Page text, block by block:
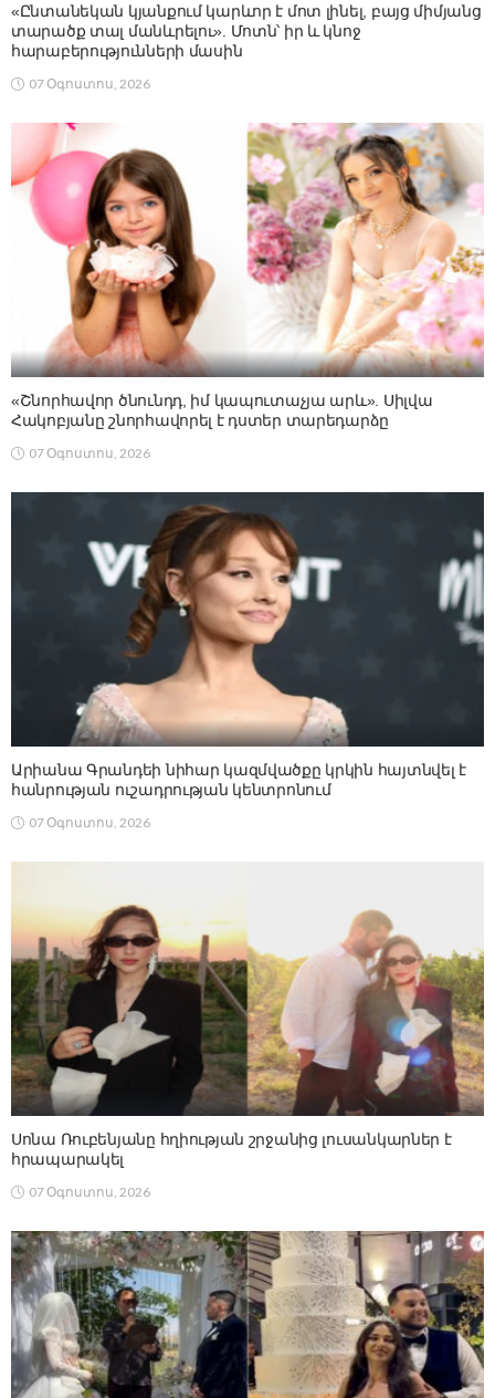
«Ընտանեկան կյանքում կարևոր է մոտ լինել, բայց միմյանց
տարածք տալ մանևրելու». Մոտն՝ իր և կնոջ
հարաբերությունների մասին
07 Օգոստոս, 2026
«Շնորհավոր ծնունդդ, իմ կապուտաչյա արև». Սիլվա
Հակոբյանը շնորհավորել է դստեր տարեդարձը
07 Օգոստոս, 2026
Արիանա Գրանդեի նիհար կազմվածքը կրկին հայտնվել է
հանրության ուշադրության կենտրոնում
07 Օգոստոս, 2026
Սոնա Ռուբենյանը հղիության շրջանից լուսանկարներ է
հրապարակել
07 Օգոստոս, 2026